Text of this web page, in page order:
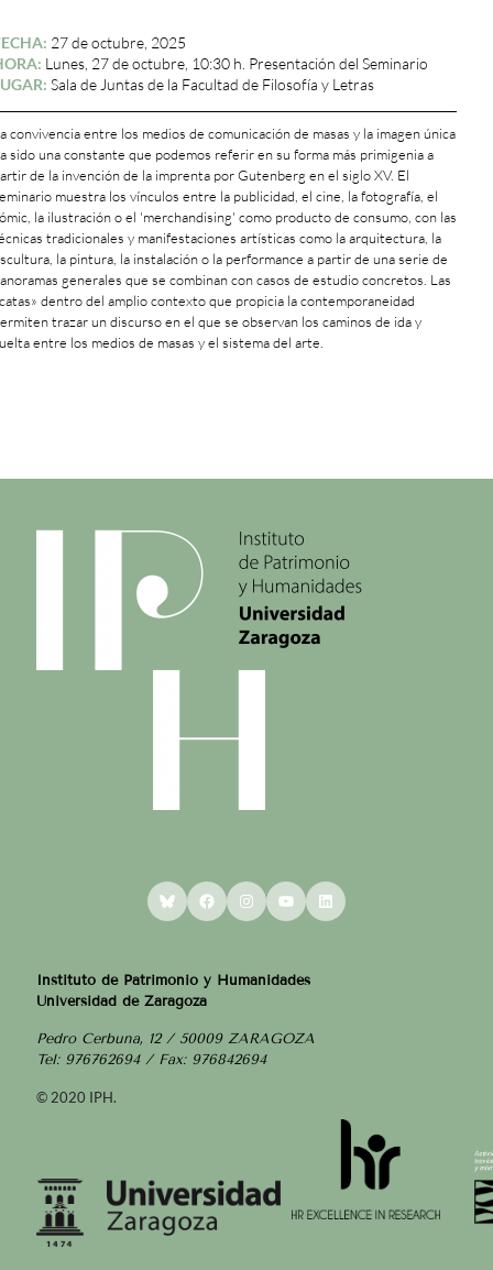
27 de octubre, 2025
Lunes, 27 de octubre, 10:30 h. Presentación del Seminario
Sala de Juntas de la Facultad de Filosofía y Letras
convivencia entre los medios de comunicación de masas y la imagen única
sido una constante que podemos referir en su forma más primigenia a
de la invención de la imprenta por Gutenberg en el siglo XV. El
muestra los vínculos entre la publicidad, el cine, la fotografía, el
la ilustración o el 'merchandising' como producto de consumo, con las
tradicionales y manifestaciones artísticas como la arquitectura, la
la pintura, la instalación o la performance a partir de una serie de
generales que se combinan con casos de estudio concretos. Las
dentro del amplio contexto que propicia la contemporaneidad
trazar un discurso en el que se observan los caminos de ida y
entre los medios de masas y el sistema del arte.
BlueskyFacebookInstagram
YouTubeLinkedIn
Instituto de Patrimonio y Humanidades
Universidad de Zaragoza
Pedro Cerbuna, 12 / 50009 ZARAGOZA
Tel: 976762694 / Fax: 976842694
© 2020 IPH.